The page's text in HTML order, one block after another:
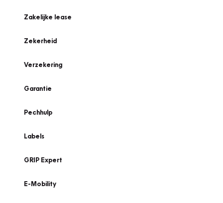
Zakelijke lease
Zekerheid
Verzekering
Garantie
Pechhulp
Labels
GRIP Expert
E-Mobility